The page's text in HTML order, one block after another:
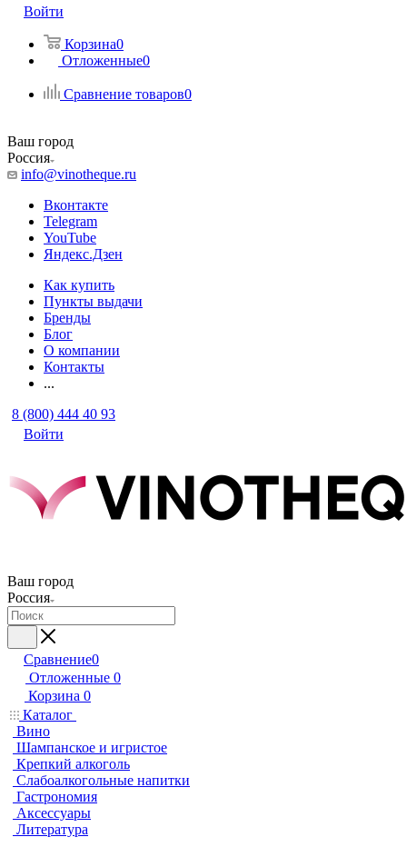
Войти
Корзина0
Отложенные0
Сравнение товаров0
Ваш город
Россия
info@vinotheque.ru
Вконтакте
Telegram
YouTube
Яндекс.Дзен
Как купить
Пункты выдачи
Бренды
Блог
О компании
Контакты
...
8 (800) 444 40 93
Войти
Ваш город
Россия
Сравнение0
Отложенные 0
Корзина 0
Каталог
Вино
Шампанское и игристое
Крепкий алкоголь
Слабоалкогольные напитки
Гастрономия
Аксессуары
Литература